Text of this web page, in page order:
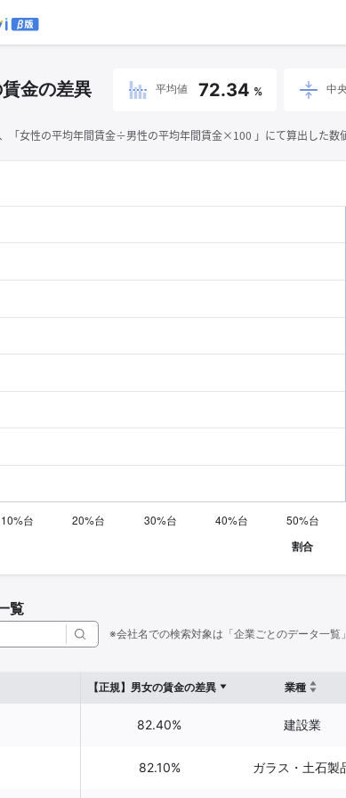
賃金の差異 平均値 72.34 % 中
「女性の平均年間賃金÷男性の平均年間賃金×100 」にて算出した
覧
※会社名での検索対象は「企業ごとのデータ一覧
【正規】男女の賃金の差異 業種
82.40% 建設業
82.10% ガラス・土石製